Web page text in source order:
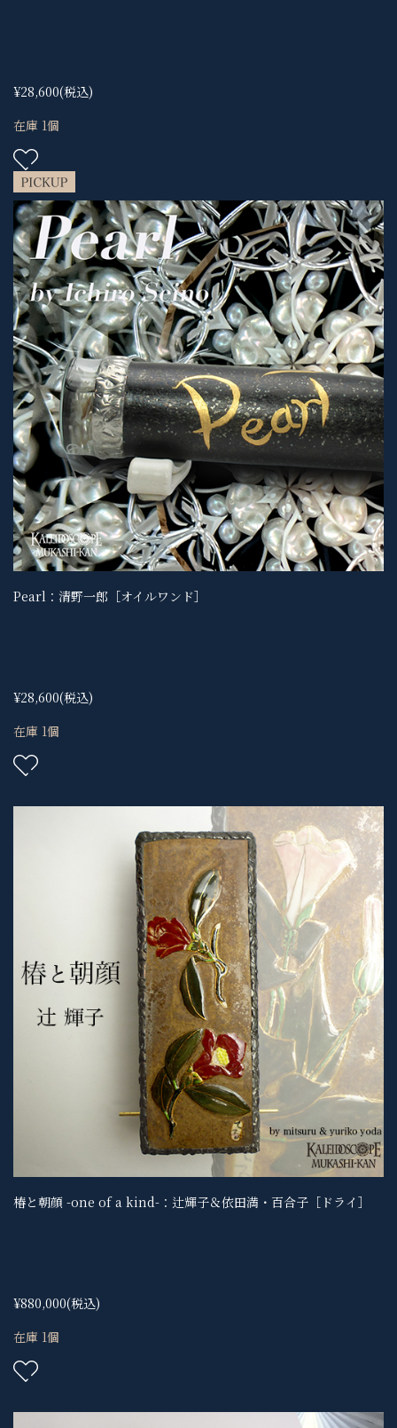
¥28,600(税込)
在庫 1個
Pearl：清野一郎［オイルワンド］
¥28,600(税込)
在庫 1個
椿と朝顔 -one of a kind-：辻輝子＆依田満・百合子［ドライ］
¥880,000(税込)
在庫 1個